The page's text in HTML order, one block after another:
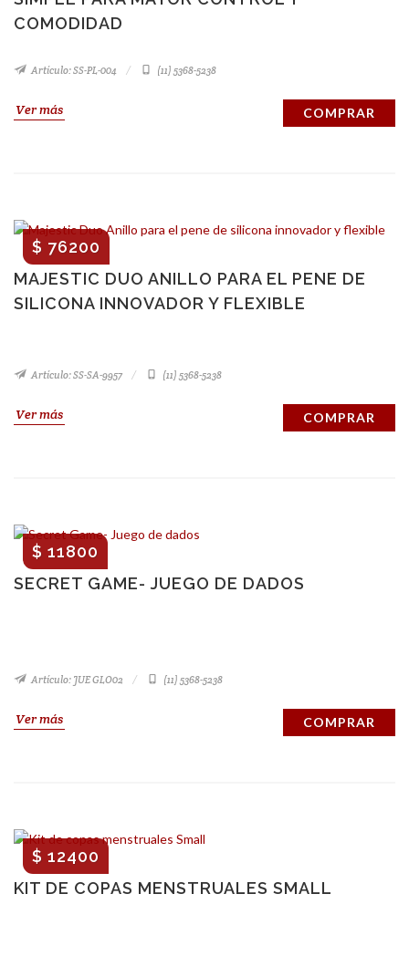
COMODIDAD
Artículo: SS-PL-004 (11) 5368-5238
Ver más COMPRAR
MAJESTIC DUO ANILLO PARA EL PENE DE
SILICONA INNOVADOR Y FLEXIBLE
$ 76200
Artículo: SS-SA-9957 (11) 5368-5238
Ver más COMPRAR
SECRET GAME- JUEGO DE DADOS
$ 11800
Artículo: JUE GLO02 (11) 5368-5238
Ver más COMPRAR
KIT DE COPAS MENSTRUALES SMALL
$ 12400